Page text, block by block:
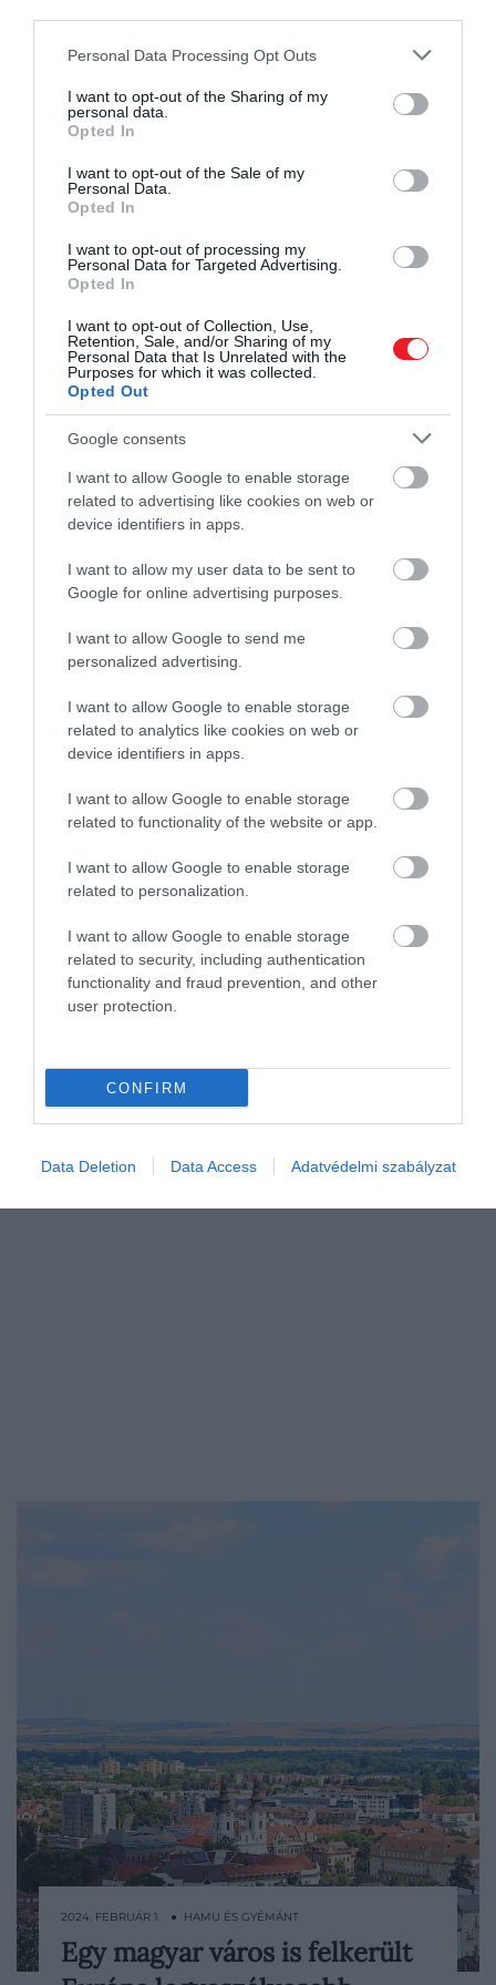
Please note that this website/app uses one or more Google
not limited to your visit or usage behaviour. You may click to
grant or deny consent to Google and its third-party tags to
use your data for below specified purposes in below Google
consent section.
Personal Data Processing Opt Outs
I want to opt-out of the Sharing of my
personal data.
Opted In
I want to opt-out of the Sale of my
Personal Data.
Opted In
I want to opt-out of processing my
Personal Data for Targeted Advertising.
Opted In
I want to opt-out of Collection, Use,
Retention, Sale, and/or Sharing of my
Personal Data that Is Unrelated with the
Purposes for which it was collected.
Opted Out
Google consents
I want to allow Google to enable storage
related to advertising like cookies on web or
device identifiers in apps.
I want to allow my user data to be sent to
Google for online advertising purposes.
I want to allow Google to send me
personalized advertising.
I want to allow Google to enable storage
related to analytics like cookies on web or
device identifiers in apps.
I want to allow Google to enable storage
related to functionality of the website or app.
I want to allow Google to enable storage
related to personalization.
I want to allow Google to enable storage
related to security, including authentication
functionality and fraud prevention, and other
user protection.
CONFIRM
Data Deletion Data Access Adatvédelmi szabályzat
Az Amerikai Egyesült Államok január
nagy valószínűséggel találkozik majd a
bűnözés valamilyen formájával az, aki a
Külügyminisztériuma emiatt felszólította
a turistákat, hogy „fokozott óvatossággal
járjanak el.”
Figyelmeztetést adtak ki:
elhaparódzott az erőszak ezen
a…
Az Európai Bizottság európai városokra
2024. FEBRUÁR 1. ● HAMU ÉS GYÉMÁNT
Egy magyar város is felkerült